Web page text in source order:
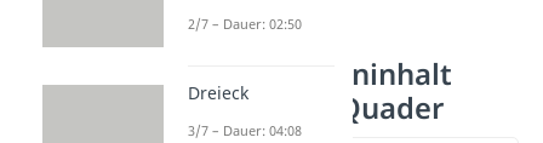
Oberflächeninhalt
Formel — Quader
2/7 – Dauer: 02:50
Dreieck
3/7 – Dauer: 04:08